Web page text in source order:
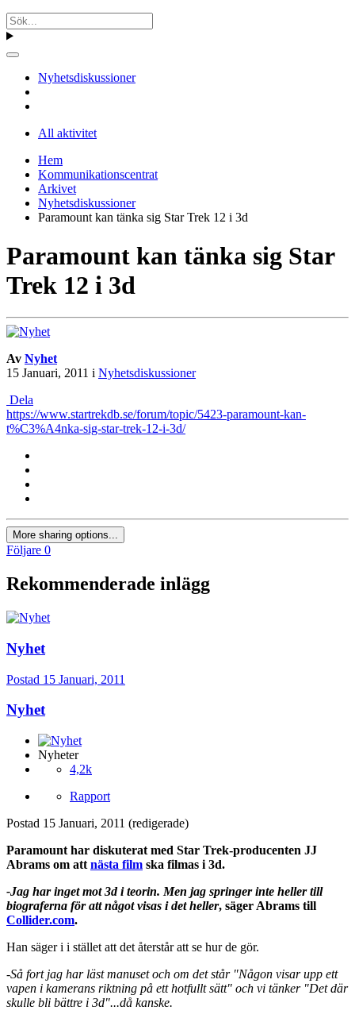
Nyhetsdiskussioner
All aktivitet
Hem
Kommunikationscentrat
Arkivet
Nyhetsdiskussioner
Paramount kan tänka sig Star Trek 12 i 3d
Paramount kan tänka sig Star
Trek 12 i 3d
Av Nyhet
15 Januari, 2011 i Nyhetsdiskussioner
Dela
https://www.startrekdb.se/forum/topic/5423-paramount-kan-
t%C3%A4nka-sig-star-trek-12-i-3d/
More sharing options...
Följare 0
Rekommenderade inlägg
Nyhet
Postad 15 Januari, 2011
Nyhet
Nyheter
4,2k
Rapport
Postad 15 Januari, 2011 (redigerade)
Paramount har diskuterat med Star Trek-producenten JJ
Abrams om att nästa film ska filmas i 3d.
-Jag har inget mot 3d i teorin. Men jag springer inte heller till
biograferna för att något visas i det heller, säger Abrams till
Collider.com.
Han säger i i stället att det återstår att se hur de gör.
-Så fort jag har läst manuset och om det står "Någon visar upp ett
vapen i kamerans riktning på ett hotfullt sätt" och vi tänker "Det där
skulle bli bättre i 3d"...då kanske.